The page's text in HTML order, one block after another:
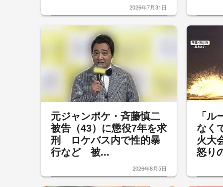
2026年7月31日
元ジャンポケ・斉藤慎二
被告（43）に懲役7年を求
刑 ロケバス内で性的暴
行など 被...
2026年8月5日
「
なく
火大
怒り